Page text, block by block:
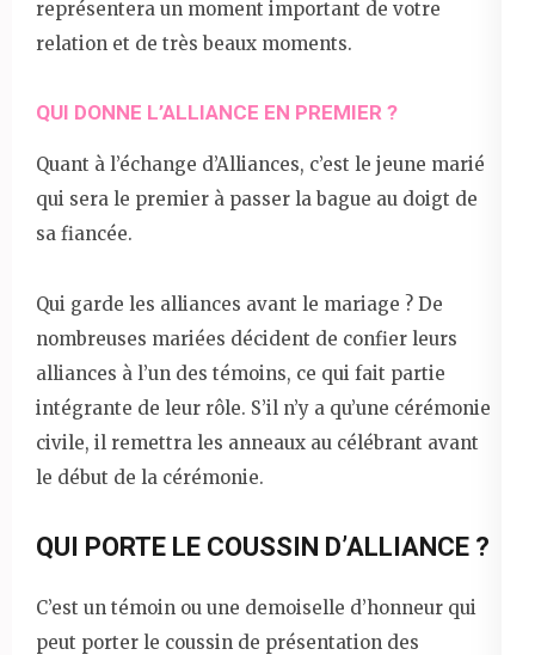
représentera un moment important de votre
relation et de très beaux moments.
QUI DONNE L’ALLIANCE EN PREMIER ?
Quant à l’échange d’Alliances, c’est le jeune marié
qui sera le premier à passer la bague au doigt de
sa fiancée.
Qui garde les alliances avant le mariage ? De
nombreuses mariées décident de confier leurs
alliances à l’un des témoins, ce qui fait partie
intégrante de leur rôle. S’il n’y a qu’une cérémonie
civile, il remettra les anneaux au célébrant avant
le début de la cérémonie.
QUI PORTE LE COUSSIN D’ALLIANCE ?
C’est un témoin ou une demoiselle d’honneur qui
peut porter le coussin de présentation des